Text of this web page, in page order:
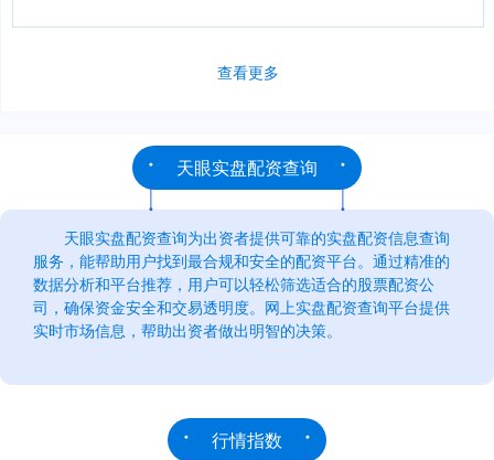
查看更多
天眼实盘配资查询
天眼实盘配资查询为出资者提供可靠的实盘配资信息查询
服务，能帮助用户找到最合规和安全的配资平台。通过精准的
数据分析和平台推荐，用户可以轻松筛选适合的股票配资公
司，确保资金安全和交易透明度。网上实盘配资查询平台提供
实时市场信息，帮助出资者做出明智的决策。
行情指数